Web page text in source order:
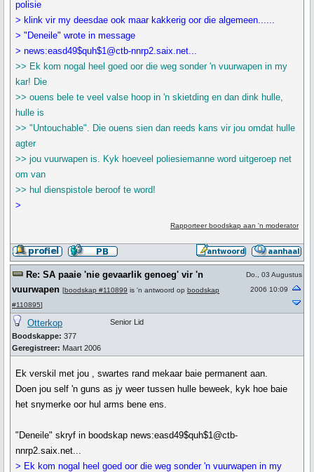
polisie
> klink vir my deesdae ook maar kakkerig oor die algemeen......
> "Deneile" wrote in message
> news:easd49$quh$1@ctb-nnrp2.saix.net...
>> Ek kom nogal heel goed oor die weg sonder 'n vuurwapen in my
kar! Die
>> ouens bele te veel valse hoop in 'n skietding en dan dink hulle,
hulle is
>> "Untouchable". Die ouens sien dan reeds kans vir jou omdat hulle
agter
>> jou vuurwapen is. Kyk hoeveel poliesiemanne word uitgeroep net
om van
>> hul dienspistole beroof te word!
>
Rapporteer boodskap aan 'n moderator
Re: SA paaie 'nie gevaarlik genoeg' vir 'n
vuurwapen [boodskap #110899 is 'n antwoord op boodskap
#110895]
Do., 03 Augustus
2006 10:09
Otterkop
Boodskappe: 377
Geregistreer: Maart 2006
Senior Lid
Ek verskil met jou , swartes rand mekaar baie permanent aan.
Doen jou self 'n guns as jy weer tussen hulle beweek, kyk hoe baie
het snymerke oor hul arms bene ens.
"Deneile" skryf in boodskap news:easd49$quh$1@ctb-
nnrp2.saix.net...
> Ek kom nogal heel goed oor die weg sonder 'n vuurwapen in my